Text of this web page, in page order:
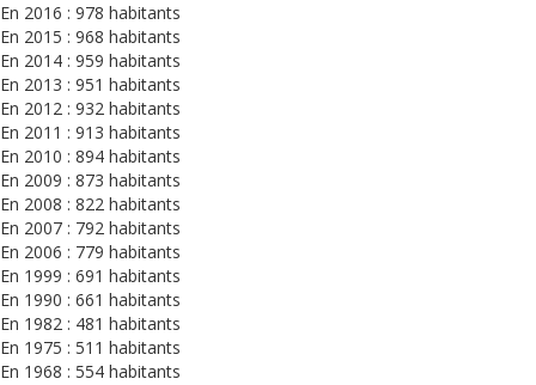
En 2016 : 978 habitants
En 2015 : 968 habitants
En 2014 : 959 habitants
En 2013 : 951 habitants
En 2012 : 932 habitants
En 2011 : 913 habitants
En 2010 : 894 habitants
En 2009 : 873 habitants
En 2008 : 822 habitants
En 2007 : 792 habitants
En 2006 : 779 habitants
En 1999 : 691 habitants
En 1990 : 661 habitants
En 1982 : 481 habitants
En 1975 : 511 habitants
En 1968 : 554 habitants